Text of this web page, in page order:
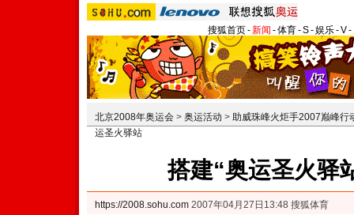
搜狐首页-新闻 -体育-S-娱乐-V-
北京2008年奥运会 > 奥运活动 > 助威珠峰火炬手2007巅峰行
运圣火驿站
搭建“奥运圣火驿
https://2008.sohu.com 2007年04月27日13:48 搜狐体育